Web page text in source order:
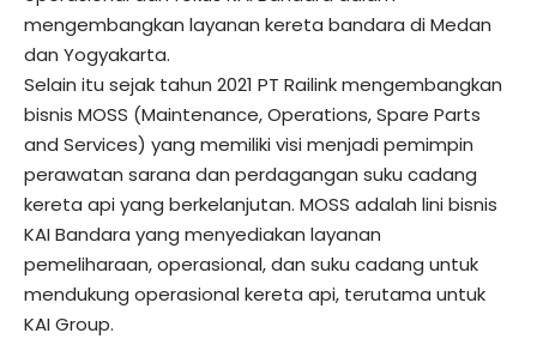
mengembangkan layanan kereta bandara di Medan
dan Yogyakarta.
Selain itu sejak tahun 2021 PT Railink mengembangkan
bisnis MOSS (Maintenance, Operations, Spare Parts
and Services) yang memiliki visi menjadi pemimpin
perawatan sarana dan perdagangan suku cadang
kereta api yang berkelanjutan. MOSS adalah lini bisnis
KAI Bandara yang menyediakan layanan
pemeliharaan, operasional, dan suku cadang untuk
mendukung operasional kereta api, terutama untuk
KAI Group.